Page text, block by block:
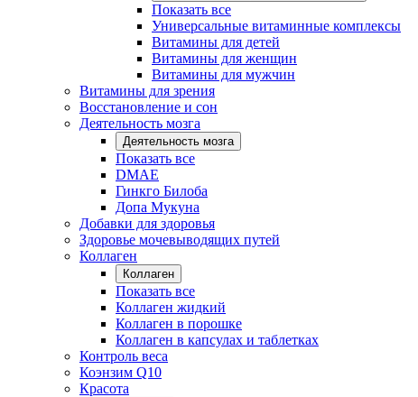
Показать все
Универсальные витаминные комплексы
Витамины для детей
Витамины для женщин
Витамины для мужчин
Витамины для зрения
Восстановление и сон
Деятельность мозга
Деятельность мозга
Показать все
DMAE
Гинкго Билоба
Допа Мукуна
Добавки для здоровья
Здоровье мочевыводящих путей
Коллаген
Коллаген
Показать все
Коллаген жидкий
Коллаген в порошке
Коллаген в капсулах и таблетках
Контроль веса
Коэнзим Q10
Красота